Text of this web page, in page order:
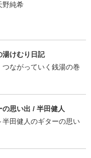
野純希
湯けむり日記
ながっていく銭湯の巻
思い出 / 半田健人
田健人のギターの思い